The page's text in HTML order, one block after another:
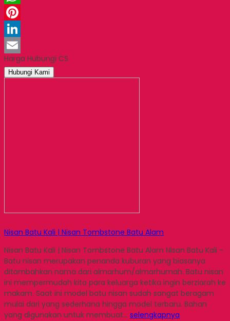
WhatsApp
Pinterest
LinkedIn
Email
Harga Hubungi CS
Hubungi Kami
Nisan Batu Kali | Nisan Tombstone Batu Alam
Nisan Batu Kali | Nisan Tombstone Batu Alam Nisan Batu Kali –
Batu nisan merupakan penanda kuburan yang biasanya
ditambahkan nama dari almarhum/almarhumah. Batu nisan
ini mempermudah kita para keluarga ketika ingin berziarah ke
makam. Saat ini model batu nisan sudah sangat beragam
mulai dari yang sederhana hingga model terbaru. Bahan
yang digunakan untuk membuat… selengkapnya